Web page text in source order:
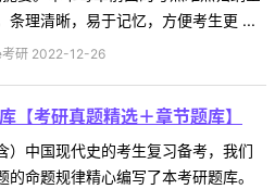
条理清晰，易于记忆，方便考生更 ...
考研 2022-12-26
考研真题精选＋章节题库】
）中国现代史的考生复习备考，我们
命题规律精心编写了本考研题库。